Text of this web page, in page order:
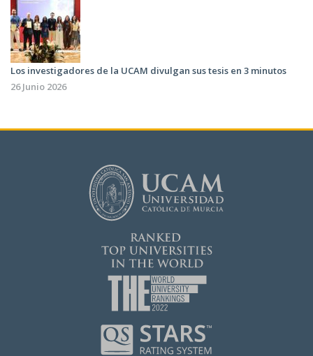
Los investigadores de la UCAM divulgan sus tesis en 3 minutos
26 Junio 2026